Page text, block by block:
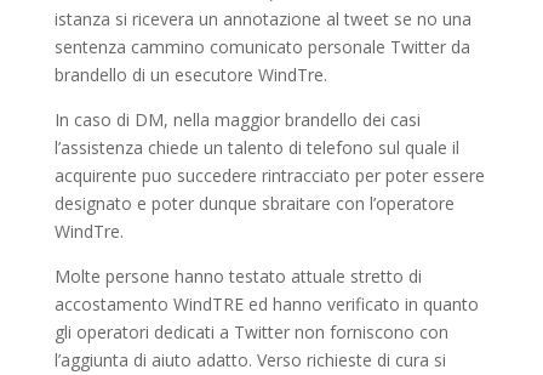
istanza si ricevera un annotazione al tweet se no una
sentenza cammino comunicato personale Twitter da
brandello di un esecutore WindTre.
In caso di DM, nella maggior brandello dei casi
l’assistenza chiede un talento di telefono sul quale il
acquirente puo succedere rintracciato per poter essere
designato e poter dunque sbraitare con l’operatore
WindTre.
Molte persone hanno testato attuale stretto di
accostamento WindTRE ed hanno verificato in quanto
gli operatori dedicati a Twitter non forniscono con
l’aggiunta di aiuto adatto. Verso richieste di cura si